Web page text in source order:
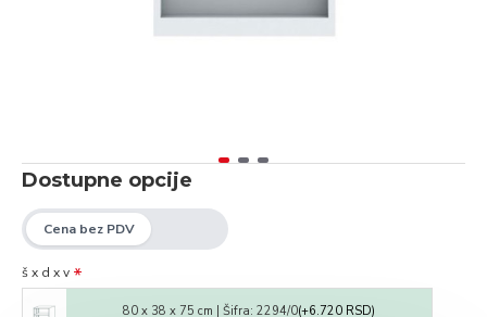
Dostupne opcije
š x d x v
80 x 38 x 75 cm | Šifra: 2294/0(+6.720 RSD)